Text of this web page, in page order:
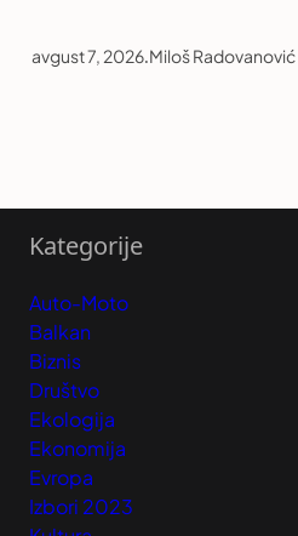
avgust 7, 2026.Miloš Radovanović
Kategorije
Auto-Moto
Balkan
Biznis
Društvo
Ekologija
Ekonomija
Evropa
Izbori 2023